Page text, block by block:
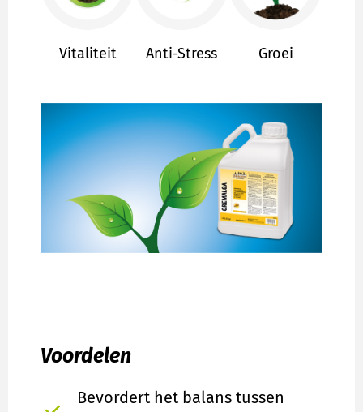
Vitaliteit Anti-Stress Groei
Voordelen
Bevordert het balans tussen